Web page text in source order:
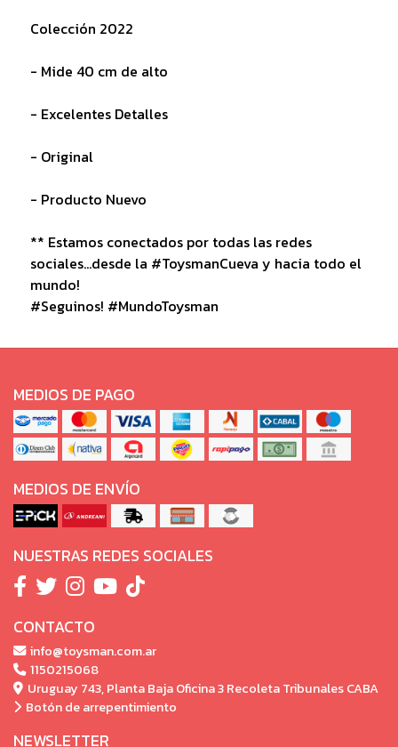
Colección 2022
- Mide 40 cm de alto
- Excelentes Detalles
- Original
- Producto Nuevo
** Estamos conectados por todas las redes
sociales...desde la #ToysmanCueva y hacia todo el
mundo!
#Seguinos! #MundoToysman
MEDIOS DE PAGO
MEDIOS DE ENVÍO
NUESTRAS REDES SOCIALES
CONTACTO
info@toysman.com.ar
1150215068
Uruguay 743, Planta Baja Oficina 3 Recoleta Tribunales CABA
Botón de arrepentimiento
NEWSLETTER